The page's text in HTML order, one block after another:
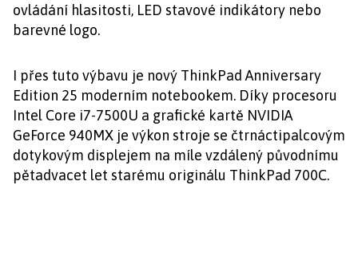
ovládání hlasitosti, LED stavové indikátory nebo
barevné logo.
I přes tuto výbavu je nový ThinkPad Anniversary
Edition 25 moderním notebookem. Díky procesoru
Intel Core i7-7500U a grafické kartě NVIDIA
GeForce 940MX je výkon stroje se čtrnáctipalcovým
dotykovým displejem na míle vzdálený původnímu
pětadvacet let starému originálu ThinkPad 700C.